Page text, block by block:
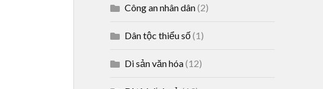
Công an nhân dân(2)
Dân tộc thiểu số(1)
Di sản văn hóa(12)